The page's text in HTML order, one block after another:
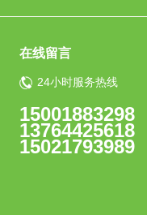
在线留言
24小时服务热线
15001883298
13764425618
15021793989